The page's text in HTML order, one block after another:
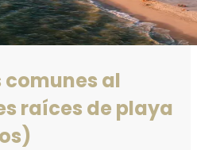
comunes al
raíces de playa